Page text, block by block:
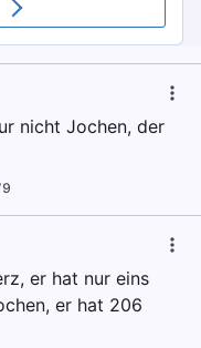
nicht Jochen, der
er hat nur eins
er hat 206